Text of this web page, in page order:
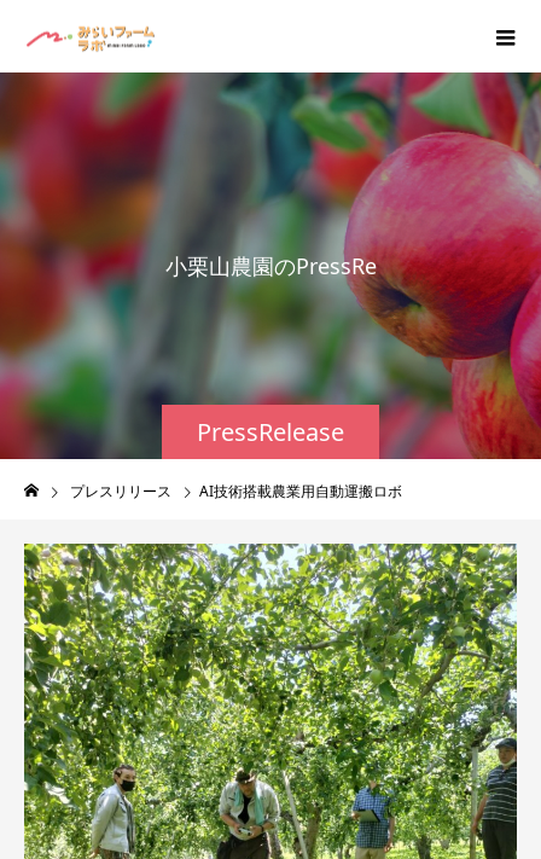
PressRelease
小 栗山農園のPressRelease
プレスリリース AI技術搭載農業用自動運搬ロボ